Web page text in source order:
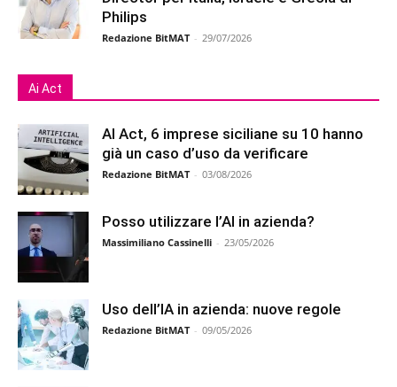
Philips
Redazione BitMAT - 29/07/2026
Ai Act
AI Act, 6 imprese siciliane su 10 hanno
già un caso d’uso da verificare
Redazione BitMAT - 03/08/2026
Posso utilizzare l’AI in azienda?
Massimiliano Cassinelli - 23/05/2026
Uso dell’IA in azienda: nuove regole
Redazione BitMAT - 09/05/2026